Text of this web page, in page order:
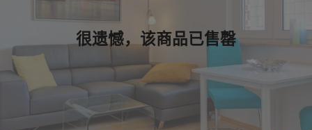
很遗憾，该商品已售罄